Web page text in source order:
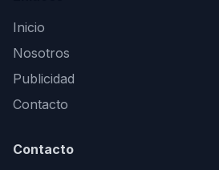
Inicio
Nosotros
Publicidad
Contacto
Contacto